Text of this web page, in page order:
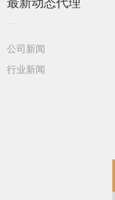
公司新闻
行业新闻